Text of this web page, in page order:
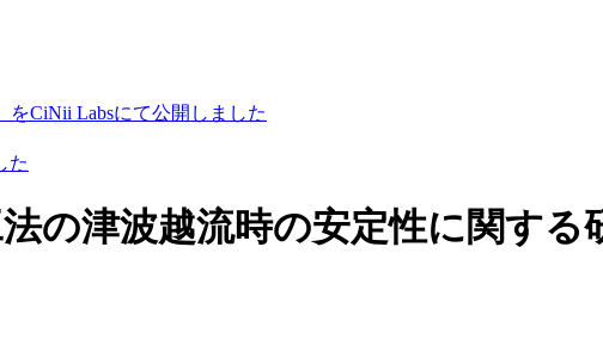
をCiNii Labsにて公開しました
た
の津波越流時の安定性に関する